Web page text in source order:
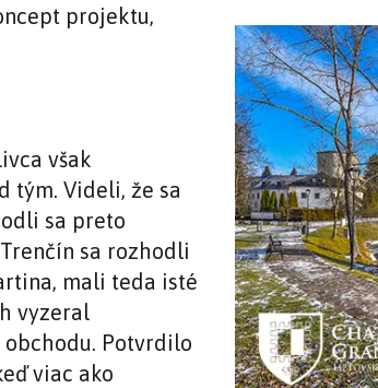
projektu,
však
tým. Videli, že sa
sa preto
sa rozhodli
mali teda isté
vyzeral
Potvrdilo
viac ako